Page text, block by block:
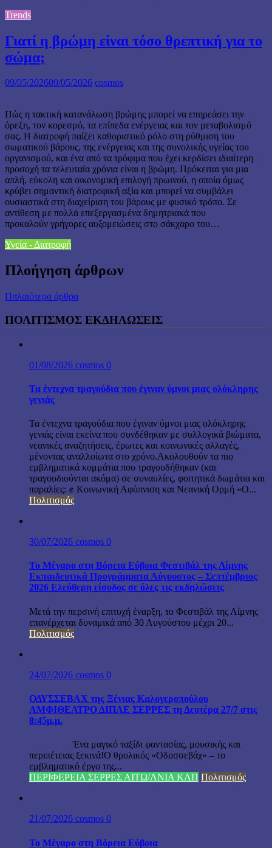
Trends
Γιατί η βρώμη είναι τόσο θρεπτική για το
σώμα;
09/05/202609/05/2026 cosmos
Πώς η τακτική κατανάλωση βρώμης μπορεί να επηρεάσει την
όρεξη, τον κορεσμό, τα επίπεδα ενέργειας και τον μεταβολισμό
σας. Η διατροφή παίζει καθοριστικό ρόλο στη ρύθμιση του
σωματικού βάρους, της ενέργειας και της συνολικής υγείας του
οργανισμού, και ένα από τα τρόφιμα που έχει κερδίσει ιδιαίτερη
προσοχή τα τελευταία χρόνια είναι η βρώμη. Πρόκειται για μια
απλή, εύκολη και οικονομική επιλογή πρωινού, η οποία όμως
κρύβει σημαντική διατροφική αξία και μπορεί να συμβάλει
ουσιαστικά στη διαχείριση του βάρους με φυσικό τρόπο. Σε
αντίθεση με πολλά επεξεργασμένα δημητριακά που
προκαλούν γρήγορες αυξομειώσεις στο σάκχαρο του…
Υγεία - Διατροφή
Πλοήγηση άρθρων
Παλαιότερα άρθρα
ΠΟΛΙΤΙΣΜΟΣ ΕΚΔΗΛΩΣΕΙΣ
01/08/2026 cosmos 0
Τα έντεχνα τραγούδια που έγιναν ύμνοι μιας ολόκληρης
γενιάς
Τα έντεχνα τραγούδια που έγιναν ύμνοι μιας ολόκληρης
γενιάς είναι εκείνα που συνδέθηκαν με συλλογικά βιώματα,
νεανικές αναζητήσεις, έρωτες και κοινωνικές αλλαγές,
μένοντας αναλλοίωτα στο χρόνο.Ακολουθούν τα πιο
εμβληματικά κομμάτια που τραγουδήθηκαν (και
τραγουδιούνται ακόμα) σε συναυλίες, φοιτητικά δωμάτια και
παραλίες: ✊ Κοινωνική Αφύπνιση και Νεανική Ορμή «Ο...
Πολιτισμός
30/07/2026 cosmos 0
Το Μέγαρο στη Βόρεια Εύβοια Φεστιβάλ της Λίμνης
Εκπαιδευτικά Προγράμματα Αύγουστος – Σεπτέμβριος
2026 Ελεύθερη είσοδος σε όλες τις εκδηλώσεις
Μετά την περσινή επιτυχή έναρξη, το Φεστιβάλ της Λίμνης
επανέρχεται δυναμικά από 30 Αυγούστου μέχρι 20...
Πολιτισμός
24/07/2026 cosmos 0
ΟΔΥΣΣΕΒΑΧ της Ξένιας Καλογεροπούλου
ΑΜΦΙΘΕΑΤΡΟ ΔΙΠΑΕ ΣΕΡΡΕΣ τη Δευτέρα 27/7 στις
8:45μ.μ.
Ένα μαγικό ταξίδι φαντασίας, μουσικής και
περιπέτειας ξεκινά!Ο θρυλικός «Οδυσσεβάχ» – το
εμβληματικό έργο της...
ΠΕΡΙΦΕΡΕΙΑ ΣΕΡΡΕΣ ΑΙΤΩ/ΛΝΙΑ ΚΛΠ Πολιτισμός
21/07/2026 cosmos 0
Το Μέγαρο στη Βόρεια Εύβοια